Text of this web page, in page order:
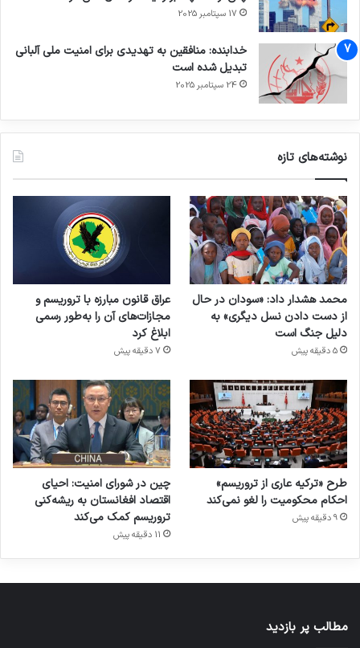
17 سپتامبر 2025
خدابنده: منافقین به تهدیدی برای امنیت ملی آلبانی
تبدیل شده است
24 سپتامبر 2025
نوشته‌های تازه
محمد هشدار داد: «سودان در حال
از دست دادن نسل دیگری» به
دلیل جنگ است
5 دقیقه پیش
عراق قانون مبارزه با تروریسم و
مجازات‌های آن را به‌طور رسمی
ابلاغ کرد
7 دقیقه پیش
طرح «ترکیه عاری از تروریسم»
احکام محکومیت را لغو نمی‌کند
9 دقیقه پیش
چین در شورای امنیت: احیای
اقتصاد افغانستان به ریشه‌کنی
تروریسم کمک می‌کند
11 دقیقه پیش
مطالب پر بازدید